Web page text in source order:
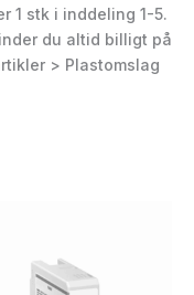
1 stk i inddeling 1-5.
du altid billigt på
> Plastomslag